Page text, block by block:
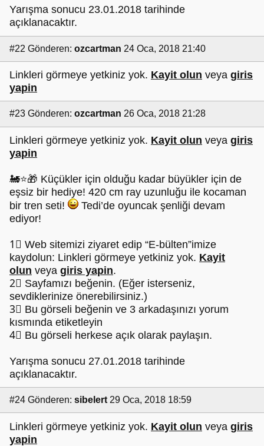
Yarışma sonucu 23.01.2018 tarihinde
açıklanacaktır.
#22 Gönderen: ozcartman 24 Oca, 2018 21:40
Linkleri görmeye yetkiniz yok. Kayit olun veya giris
yapin
#23 Gönderen: ozcartman 26 Oca, 2018 21:28
Linkleri görmeye yetkiniz yok. Kayit olun veya giris
yapin
🚂⭐🎁 Küçükler için olduğu kadar büyükler için de
eşsiz bir hediye! 420 cm ray uzunluğu ile kocaman
bir tren seti!
Tedi’de oyuncak şenliği devam
ediyor!
1⃣ Web sitemizi ziyaret edip “E-bülten”imize
kaydolun: Linkleri görmeye yetkiniz yok. Kayit
olun veya giris yapin.
2⃣ Sayfamızı beğenin. (Eğer isterseniz,
sevdiklerinize önerebilirsiniz.)
3⃣ Bu görseli beğenin ve 3 arkadaşınızı yorum
kısmında etiketleyin
4⃣ Bu görseli herkese açık olarak paylaşın.
Yarışma sonucu 27.01.2018 tarihinde
açıklanacaktır.
#24 Gönderen: sibelert 29 Oca, 2018 18:59
Linkleri görmeye yetkiniz yok. Kayit olun veya giris
yapin